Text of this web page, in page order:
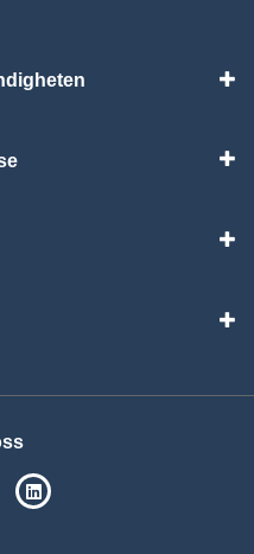
på Facebook
SPSM på Instagram